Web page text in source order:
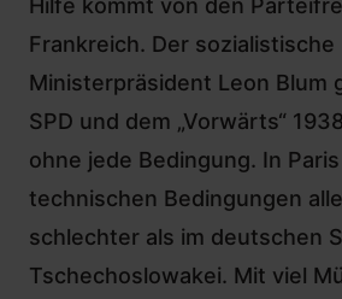
Frankreich. Der sozialistische
Ministerpräsident Leon Blum
SPD und dem „Vorwärts“
ohne jede Bedingung. In
technischen Bedingungen
schlechter als im deutschen
Tschechoslowakei. Mit viel